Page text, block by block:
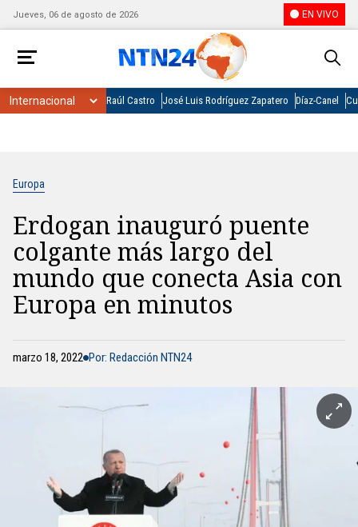
Jueves, 06 de agosto de 2026 EN VIVO
Raúl Castro José Luis Rodríguez Zapatero Díaz-Canel
Europa
Erdogan inauguró puente
colgante más largo del
mundo que conecta Asia con
Europa en minutos
marzo 18, 2022 Por: Redacción NTN24